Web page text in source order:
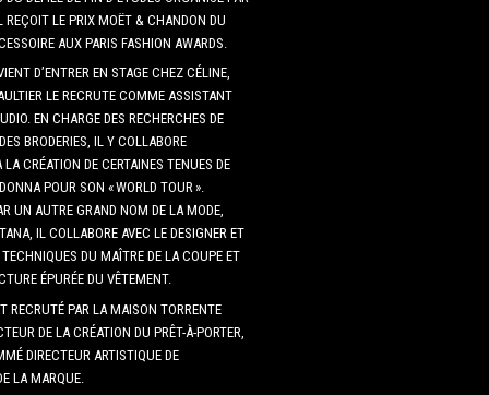
REÇOIT LE PRIX MOËT & CHANDON DU
AUX PARIS FASHION AWARDS.
D’ENTRER EN STAGE CHEZ CÉLINE,
LE RECRUTE COMME ASSISTANT
EN CHARGE DES RECHERCHES DE
BRODERIES, IL Y COLLABORE
CRÉATION DE CERTAINES TENUES DE
POUR SON « WORLD TOUR ».
UN AUTRE GRAND NOM DE LA MODE,
IL COLLABORE AVEC LE DESIGNER ET
DU MAÎTRE DE LA COUPE ET
ÉPURÉE DU VÊTEMENT.
RECRUTÉ PAR LA MAISON TORRENTE
DE LA CRÉATION DU PRÊT-À-PORTER,
DIRECTEUR ARTISTIQUE DE
LA MARQUE.